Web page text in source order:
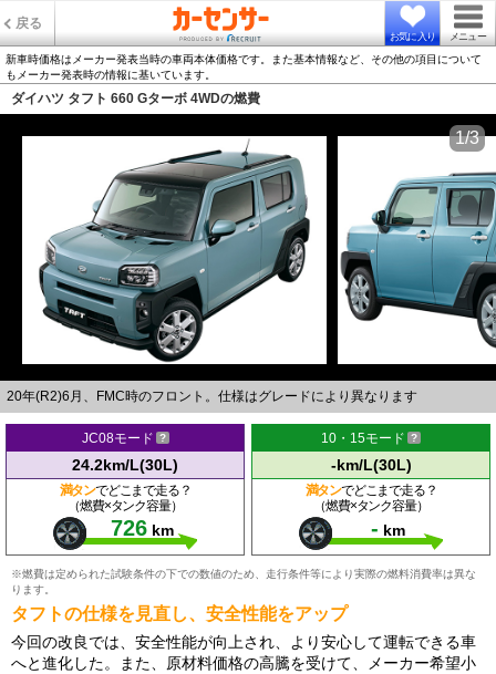
戻る
お気に入り メニュー
新車時価格はメーカー発表当時の車両本体価格です。また基本情報など、その他の項目について
もメーカー発表時の情報に基いています。
ダイハツ タフト 660 Gターボ 4WDの燃費
20年(R2)6月、FMC時のフロント。仕様はグレードにより異なります
1/3
JC08モード
24.2km/L(30L)
満タンでどこまで走る？
（燃費×タンク容量）
726 km
10・15モード
-km/L(30L)
満タンでどこまで走る？
（燃費×タンク容量）
- km
※燃費は定められた試験条件の下での数値のため、走行条件等により実際の燃料消費率は異な
ります。
タフトの仕様を見直し、安全性能をアップ
今回の改良では、安全性能が向上され、より安心して運転できる車
へと進化した。また、原材料価格の高騰を受けて、メーカー希望小